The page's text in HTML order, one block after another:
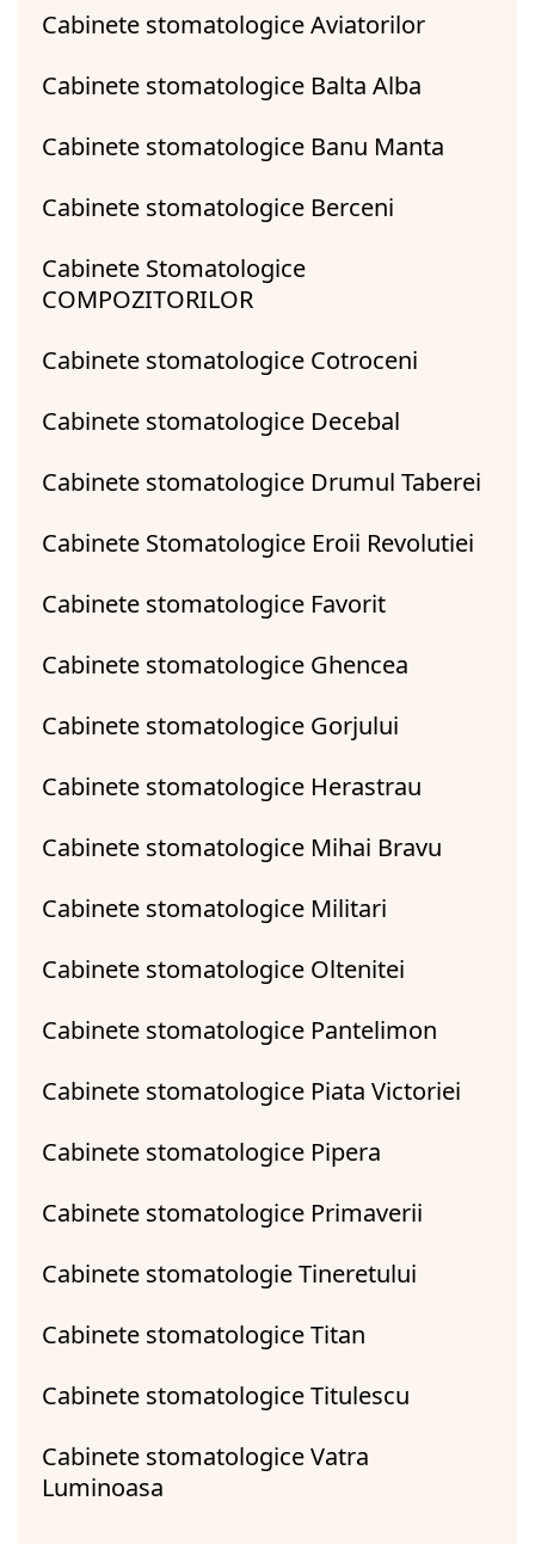
Cabinete stomatologice Aviatorilor
Cabinete stomatologice Balta Alba
Cabinete stomatologice Banu Manta
Cabinete stomatologice Berceni
Cabinete Stomatologice
COMPOZITORILOR
Cabinete stomatologice Cotroceni
Cabinete stomatologice Decebal
Cabinete stomatologice Drumul Taberei
Cabinete Stomatologice Eroii Revolutiei
Cabinete stomatologice Favorit
Cabinete stomatologice Ghencea
Cabinete stomatologice Gorjului
Cabinete stomatologice Herastrau
Cabinete stomatologice Mihai Bravu
Cabinete stomatologice Militari
Cabinete stomatologice Oltenitei
Cabinete stomatologice Pantelimon
Cabinete stomatologice Piata Victoriei
Cabinete stomatologice Pipera
Cabinete stomatologice Primaverii
Cabinete stomatologie Tineretului
Cabinete stomatologice Titan
Cabinete stomatologice Titulescu
Cabinete stomatologice Vatra
Luminoasa